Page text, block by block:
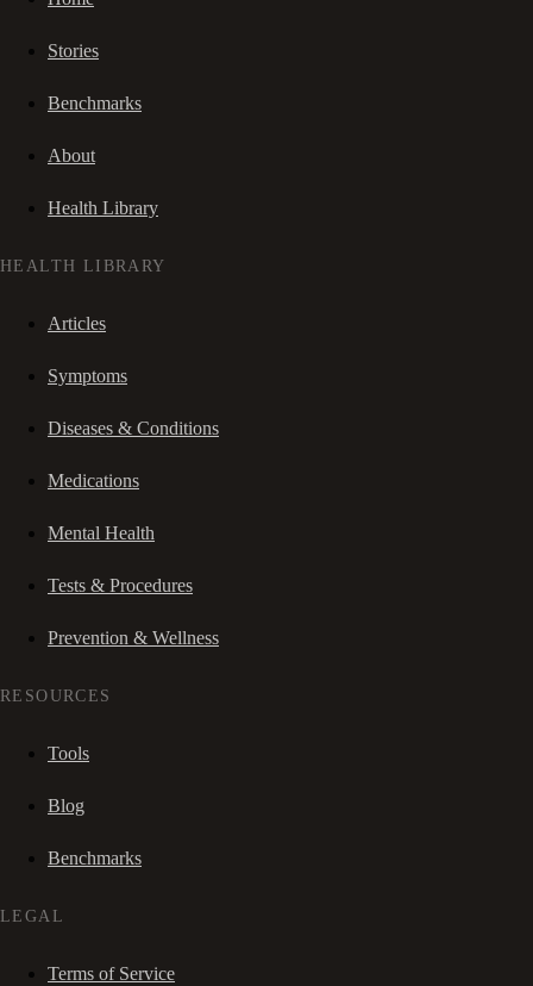
Stories
Benchmarks
About
Health Library
HEALTH LIBRARY
Articles
Symptoms
Diseases & Conditions
Medications
Mental Health
Tests & Procedures
Prevention & Wellness
RESOURCES
Tools
Blog
Benchmarks
LEGAL
Terms of Service